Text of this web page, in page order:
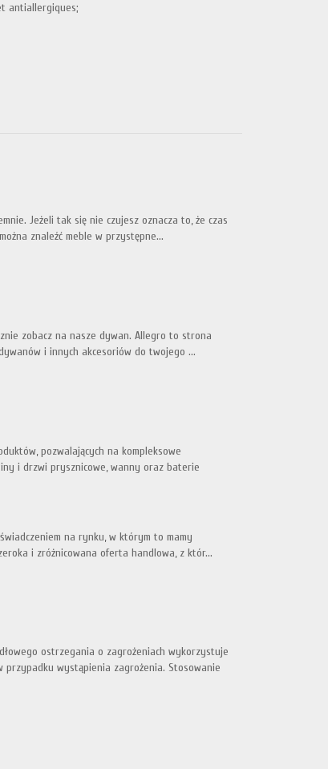
antiallergiques;
Jeżeli tak się nie czujesz oznacza to, że czas
znaleźć meble w przystępne...
zobacz na nasze dywan. Allegro to strona
i innych akcesoriów do twojego ...
pozwalających na kompleksowe
i drzwi prysznicowe, wanny oraz baterie
na rynku, w którym to mamy
i zróżnicowana oferta handlowa, z któr...
ostrzegania o zagrożeniach wykorzystuje
przypadku wystąpienia zagrożenia. Stosowanie